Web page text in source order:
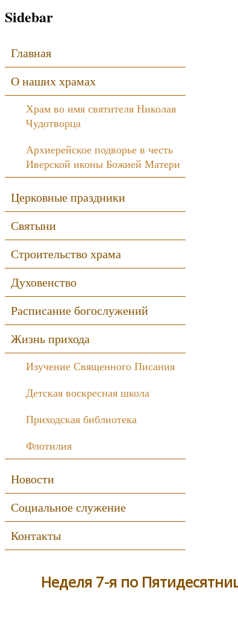
Sidebar
Главная
О наших храмах
Храм во имя святителя Николая
Чудотворца
Архиерейское подворье в честь
Иверской иконы Божией Матери
Церковные праздники
Святыни
Строительство храма
Духовенство
Расписание богослужений
Жизнь прихода
Изучение Священного Писания
Детская воскресная школа
Приходская библиотека
Флотилия
Новости
Социальное служение
Контакты
Неделя 7-я по